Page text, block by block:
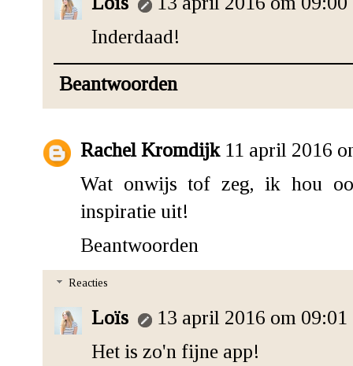
Inderdaad!
Beantwoorden
Rachel Kromdijk 11 april 2016
Wat onwijs tof zeg, ik hou
inspiratie uit!
Beantwoorden
Reacties
Loïs
13 april 2016 om 09:01
Het is zo'n fijne app!